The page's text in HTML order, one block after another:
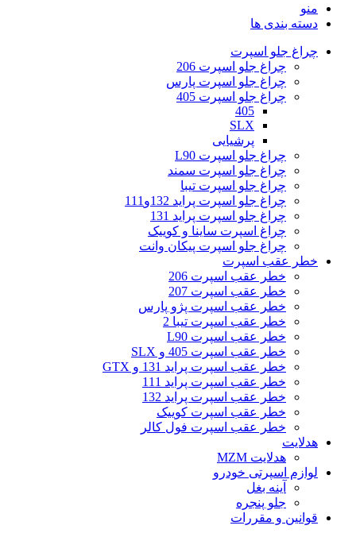
منو
دسته بندی ها
چراغ جلو اسپرت
چراغ جلو اسپرت 206
چراغ جلو اسپرت پارس
چراغ جلو اسپرت 405
405
SLX
پرشیایی
چراغ جلو اسپرت L90
چراغ جلو اسپرت سمند
چراغ جلو اسپرت تیبا
چراغ جلو اسپرت پراید 132و111
چراغ جلو اسپرت پراید 131
چراغ اسپرت ساینا و کوییک
چراغ جلو اسپرت پیکان وانت
خطر عقب اسپرت
خطر عقب اسپرت 206
خطر عقب اسپرت 207
خطر عقب اسپرت پژو پارس
خطر عقب اسپرت تیبا 2
خطر عقب اسپرت L90
خطر عقب اسپرت 405 و SLX
خطر عقب اسپرت پراید 131 و GTX
خطر عقب اسپرت پراید 111
خطر عقب اسپرت پراید 132
خطر عقب اسپرت کوییک
خطر عقب اسپرت فول کالر
هدلایت
هدلایت MZM
لوازم اسپرتی خودرو
آینه بغل
جلو پنجره
قوانین و مقررات